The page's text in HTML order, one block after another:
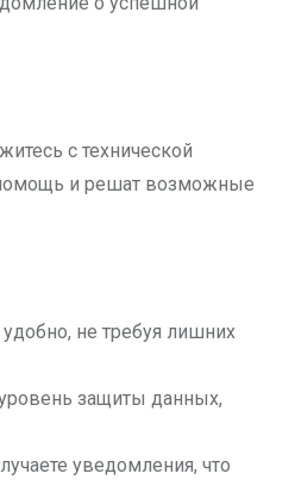
с технической
и решат возможные
не требуя лишних
защиты данных,
уведомления, что